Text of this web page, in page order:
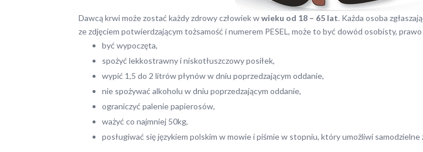
Dawcą krwi może zostać każdy zdrowy człowiek wwieku od 18 – 65 lat. Każda osoba
ze zdjęciem potwierdzającym tożsamość i numerem PESEL, może to być dowód osobisty,
być wypoczęta,
spożyć lekkostrawny i niskotłuszczowy posiłek,
wypić 1,5 do 2 litrów płynów w dniu poprzedzającym oddanie,
nie spożywać alkoholu w dniu poprzedzającym oddanie,
ograniczyć palenie papierosów,
ważyć co najmniej 50kg,
posługiwać się językiem polskim w mowie i piśmie w stopniu, który umożliwi